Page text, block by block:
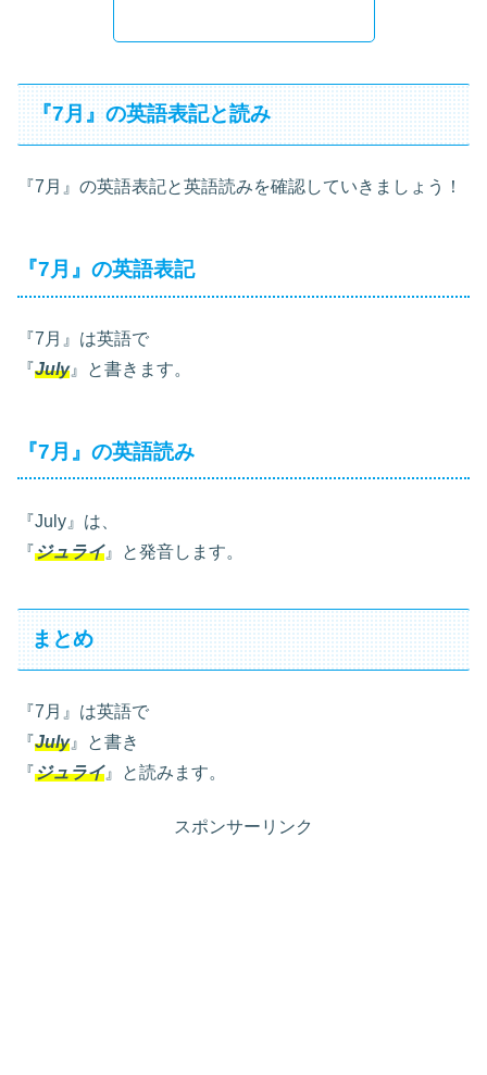
『7月』の英語表記と読み
『7月』の英語表記と英語読みを確認していきましょう！
『7月』の英語表記
『7月』は英語で
『July』と書きます。
『7月』の英語読み
『July』は、
『ジュライ』と発音します。
まとめ
『7月』は英語で
『July』と書き
『ジュライ』と読みます。
スポンサーリンク